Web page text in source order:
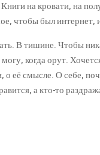
на кровати, на
чтобы был интернет,
В тишине. Чтобы
когда орут.
её смысле. О себе,
а кто-то